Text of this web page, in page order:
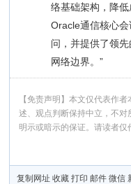
络基础架构，降低
Oracle通信核心
问，并提供了领
网络边界。”
【免责声明】本文仅代表作
述、观点判断保持中立，不
明示或暗示的保证。请读者仅
复制网址 收藏 打印 邮件 微信